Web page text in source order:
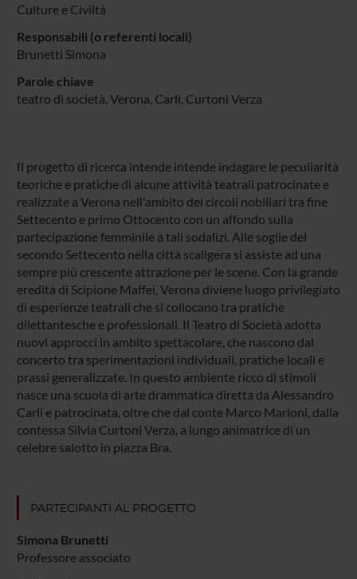
Culture e Civiltà
Responsabili (o referenti locali)
Brunetti Simona
Parole chiave
teatro di società, Verona, Carli, Curtoni Verza
Il progetto di ricerca intende intende indagare le peculiarità
teoriche e pratiche di alcune attività teatrali patrocinate e
realizzate a Verona nell'ambito dei circoli nobiliari tra fine
Settecento e primo Ottocento con un affondo sulla
partecipazione femminile a tali sodalizi. Alle soglie del
secondo Settecento nella città scaligera si assiste ad una
sempre più crescente attrazione per le scene. Con la grande
eredità di Scipione Maffei, Verona diviene luogo privilegiato
di esperienze teatrali che si collocano tra pratiche
dilettantesche e professionali. Il Teatro di Società adotta
nuovi approcci in ambito spettacolare, che nascono dal
concerto tra sperimentazioni individuali, pratiche locali e
prassi generalizzate. In questo ambiente ricco di stimoli
nasce una scuola di arte drammatica diretta da Alessandro
Carli e patrocinata, oltre che dal conte Marco Marioni, dalla
contessa Silvia Curtoni Verza, a lungo animatrice di un
celebre salotto in piazza Bra.
PARTECIPANTI AL PROGETTO
Simona Brunetti
Professore associato